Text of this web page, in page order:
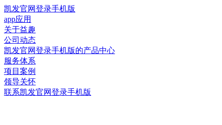
凯发官网登录手机版
app应用
关于益趣
公司动态
凯发官网登录手机版的产品中心
服务体系
项目案例
领导关怀
联系凯发官网登录手机版